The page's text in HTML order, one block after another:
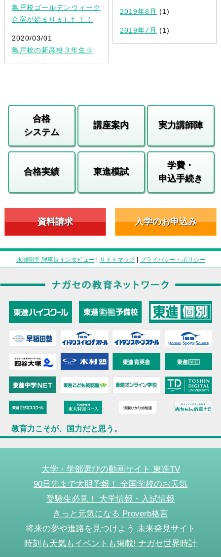
亀戸校ゴールデンウィーク
合宿が始まりました！！
2020/03/01
亀戸校の新高校３年生☆
2019年8月 (1)
2019年7月 (1)
合格
システム
講座案内 実力講師陣
合格実績 東進模試
学費・
申込手続き
資料請求 入学のお申込み
永瀬昭幸 理事長インタビュー | サイトマップ| プライバシー・ポリシー
教育力こそが、国力だと思う。
大学・学部選びの動画サイト 東進TV
90日先まで大胆予報！ 全国学校のお天気
受験生必見！ 大学情報・入試情報
きっと元気になる Proverb格言
将来の夢や進路を見つけよう 未来発見サイト
時刻も天気もイベントも掲載! ナガセ世界時計